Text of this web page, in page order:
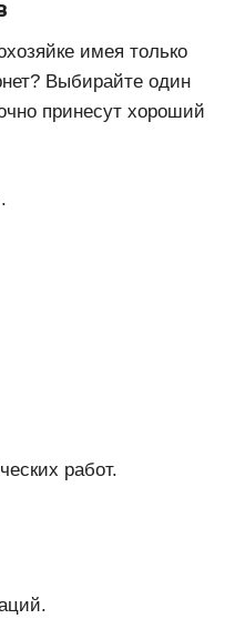
имея только
Выбирайте один
принесут хороший
работ.